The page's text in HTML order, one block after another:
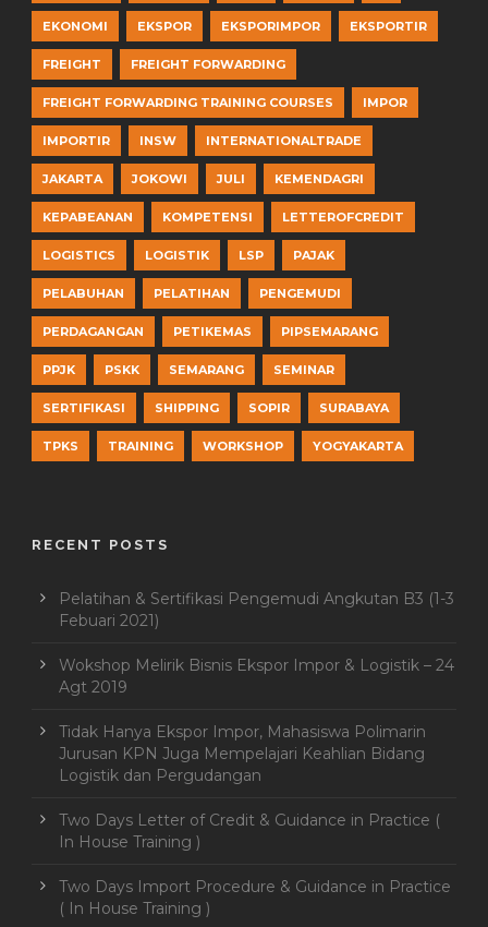
EKONOMI EKSPOR EKSPORIMPOR EKSPORTIR
FREIGHT FREIGHT FORWARDING
FREIGHT FORWARDING TRAINING COURSES IMPOR
IMPORTIR INSW INTERNATIONALTRADE
JAKARTA JOKOWI JULI KEMENDAGRI
KEPABEANAN KOMPETENSI LETTEROFCREDIT
LOGISTICS LOGISTIK LSP PAJAK
PELABUHAN PELATIHAN PENGEMUDI
PERDAGANGAN PETIKEMAS PIPSEMARANG
PPJK PSKK SEMARANG SEMINAR
SERTIFIKASI SHIPPING SOPIR SURABAYA
TPKS TRAINING WORKSHOP YOGYAKARTA
RECENT POSTS
Pelatihan & Sertifikasi Pengemudi Angkutan B3 (1-3
Febuari 2021)
Wokshop Melirik Bisnis Ekspor Impor & Logistik – 24
Agt 2019
Tidak Hanya Ekspor Impor, Mahasiswa Polimarin
Jurusan KPN Juga Mempelajari Keahlian Bidang
Logistik dan Pergudangan
Two Days Letter of Credit & Guidance in Practice (
In House Training )
Two Days Import Procedure & Guidance in Practice
( In House Training )